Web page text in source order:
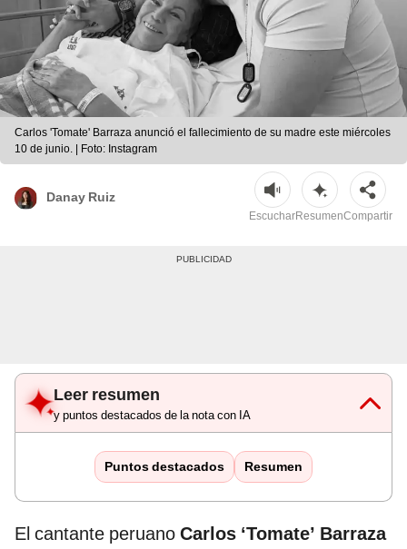
Carlos 'Tomate' Barraza anunció el fallecimiento de su madre este miércoles
10 de junio. | Foto: Instagram
Danay Ruiz
EscucharResumenCompartir
Leer resumen
y puntos destacados de la nota con IA
Puntos destacados Resumen
El cantante peruano Carlos ‘Tomate’ Barraza